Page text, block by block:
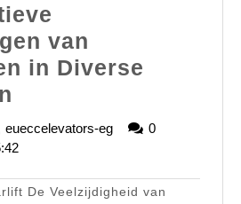
van
in Diverse
Innovatieve
Toepassingen
van
eueccelevators-eg
eueccelevators-
0
De Veelzijdigheid van